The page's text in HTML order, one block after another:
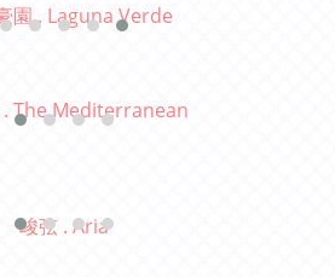
園 . Laguna Verde
. The Mediterranean
峻弦 . Aria